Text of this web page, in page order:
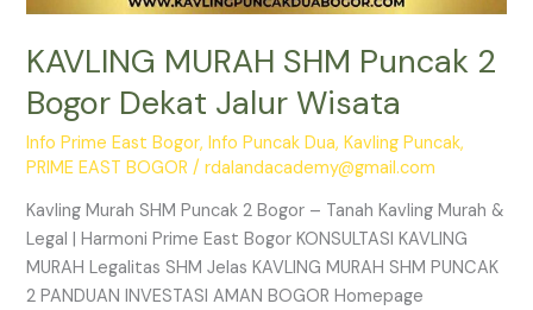
KAVLING MURAH SHM Puncak 2
Bogor Dekat Jalur Wisata
Info Prime East Bogor,Info Puncak Dua,Kavling Puncak,
PRIME EAST BOGOR /rdalandacademy@gmail.com
Kavling Murah SHM Puncak 2 Bogor – Tanah Kavling Murah &
Legal | Harmoni Prime East Bogor KONSULTASI KAVLING
MURAH Legalitas SHM Jelas KAVLING MURAH SHM PUNCAK
2 PANDUAN INVESTASI AMAN BOGOR Homepage